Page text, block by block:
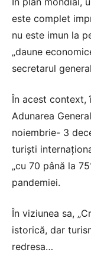
este complet
nu este imun la
„daune
secretarul
În acest context,
Adunarea
noiembrie- 3
turişti
„cu 70 până la
pandemiei.
În viziunea sa,
istorică, dar
redresa…